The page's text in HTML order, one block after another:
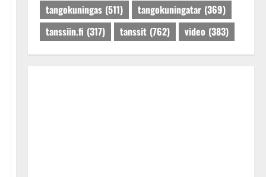
tangokuningas (511) tangokuningatar (369)
tanssiin.fi (317) tanssit (762) video (383)